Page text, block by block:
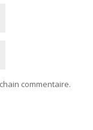
commentaire.